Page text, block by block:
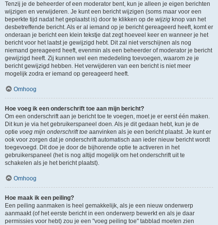
Tenzij je de beheerder of een moderator bent, kun je alleen je eigen berichten
wijzigen en verwijderen. Je kunt een bericht wijzigen (soms maar voor een
beperkte tijd nadat het geplaatst is) door te klikken op de wijzig knop van het
desbetreffende bericht. Als er al iemand op je bericht gereageerd heeft, komt er
onderaan je bericht een klein tekstje dat zegt hoeveel keer en wanneer je het
bericht voor het laatst je gewijzigd hebt. Dit zal niet verschijnen als nog
niemand gereageerd heeft, evenmin als een beheerder of moderator je bericht
gewijzigd heeft. Zij kunnen wel een mededeling toevoegen, waarom ze je
bericht gewijzigd hebben. Het verwijderen van een bericht is niet meer
mogelijk zodra er iemand op gereageerd heeft.
Omhoog
Hoe voeg ik een onderschrift toe aan mijn bericht?
Om een onderschrift aan je bericht toe te voegen, moet je er eerst één maken.
Dit kun je via het gebruikerspaneel doen. Als je dit gedaan hebt, kun je de
optie voeg mijn onderschrift toe aanvinken als je een bericht plaatst. Je kunt er
ook voor zorgen dat je onderschrift automatisch aan ieder nieuw bericht wordt
toegevoegd. Dit doe je door de bijhorende optie te activeren in het
gebruikerspaneel (het is nog altijd mogelijk om het onderschrift uit te
schakelen als je het bericht plaatst).
Omhoog
Hoe maak ik een peiling?
Een peiling aanmaken is heel gemakkelijk, als je een nieuw onderwerp
aanmaakt (of het eerste bericht in een onderwerp bewerkt en als je daar
permissies voor hebt) zou je een "voeg peiling toe" tabblad moeten zien